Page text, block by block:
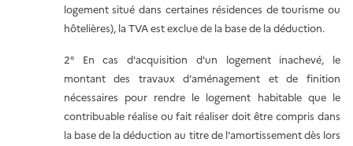
logement situé dans certaines résidences de tourisme ou
hôtelières), la TVA est exclue de la base de la déduction.
2° En cas d'acquisition d'un logement inachevé, le
montant des travaux d'aménagement et de finition
nécessaires pour rendre le logement habitable que le
contribuable réalise ou fait réaliser doit être compris dans
la base de la déduction au titre de l'amortissement dès lors